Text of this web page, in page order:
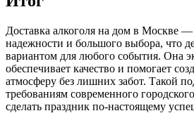
Доставка алкоголя на дом в Москве —
надежности и большого выбора, что
вариантом для любого события. Она
обеспечивает качество и помогает
атмосферу без лишних забот. Такой
требованиям современного
сделать праздник по-настоящему